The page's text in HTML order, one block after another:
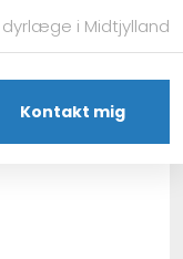
i Midtjylland
Kontakt mig